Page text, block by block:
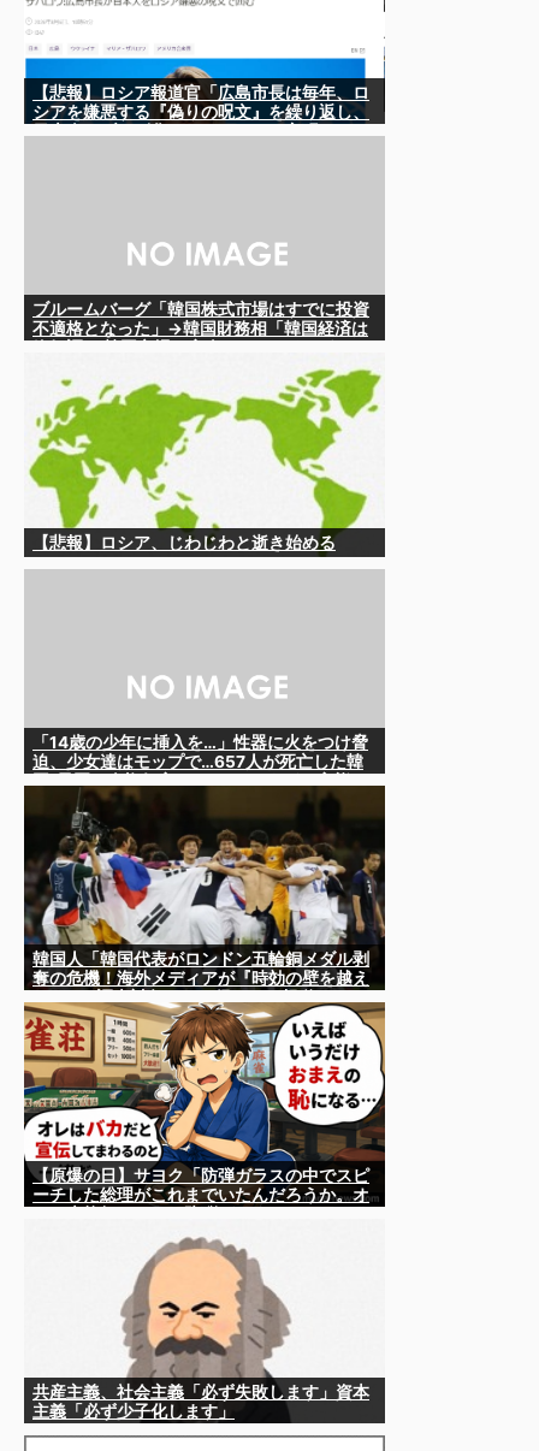
【悲報】ロシア報道官「広島市長は毎年、ロ
シアを嫌悪する『偽りの呪文』を繰り返し、
ブルームバーグ「韓国株式市場はすでに投資
不適格となった」→韓国財務相「韓国経済は
国外からどう認識されているのかって問題だ
から……さ
【悲報】ロシア、じわじわと逝き始める
「14歳の少年に挿入を…」性器に火をつけ脅
迫、少女達はモップで…657人が死亡した韓
韓国人「韓国代表がロンドン五輪銅メダル剥
奪の危機！海外メディアが『時効の壁を越え
【原爆の日】サヨク「防弾ガラスの中でスピ
ーチした総理がこれまでいたんだろうか。オ
た！」→石破茂＆オバマ大統領も使ってまし
共産主義、社会主義「必ず失敗します」資本
主義「必ず少子化します」